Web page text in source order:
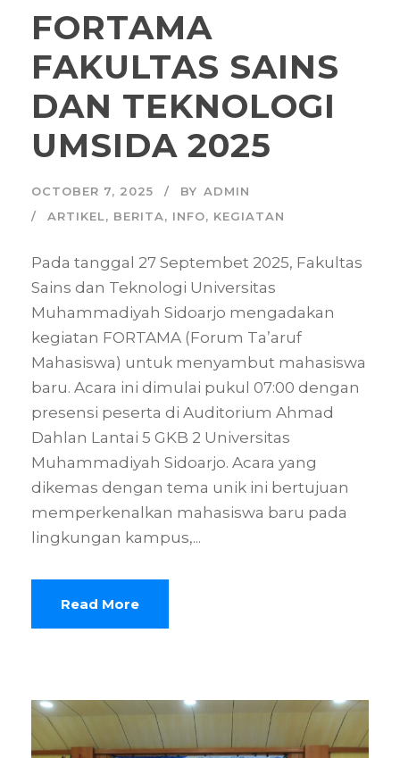
FORTAMA
FAKULTAS SAINS
DAN TEKNOLOGI
UMSIDA 2025
OCTOBER 7, 2025 BY ADMIN
ARTIKEL, BERITA, INFO, KEGIATAN
Pada tanggal 27 Septembet 2025, Fakultas
Sains dan Teknologi Universitas
Muhammadiyah Sidoarjo mengadakan
kegiatan FORTAMA (Forum Ta’aruf
Mahasiswa) untuk menyambut mahasiswa
baru. Acara ini dimulai pukul 07:00 dengan
presensi peserta di Auditorium Ahmad
Dahlan Lantai 5 GKB 2 Universitas
Muhammadiyah Sidoarjo. Acara yang
dikemas dengan tema unik ini bertujuan
memperkenalkan mahasiswa baru pada
lingkungan kampus,...
Read More